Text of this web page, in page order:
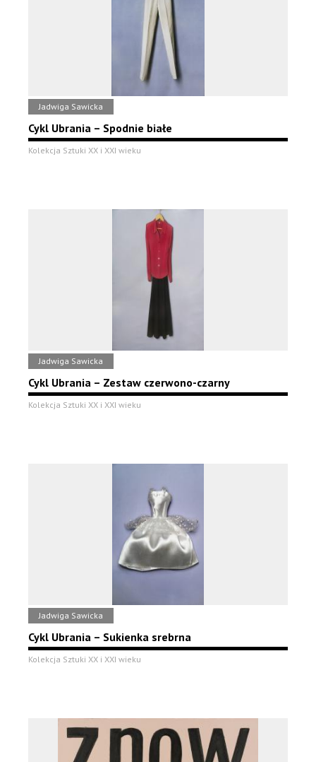
Jadwiga Sawicka
Cykl Ubrania – Spodnie białe
Kolekcja Sztuki XX i XXI wieku
Jadwiga Sawicka
Cykl Ubrania – Zestaw czerwono-czarny
Kolekcja Sztuki XX i XXI wieku
Jadwiga Sawicka
Cykl Ubrania – Sukienka srebrna
Kolekcja Sztuki XX i XXI wieku